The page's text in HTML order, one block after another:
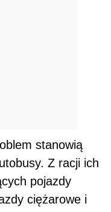
stanowią
Z racji ich
pojazdy
ciężarowe i